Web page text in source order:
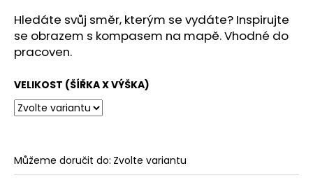
hvězdiček.
Hledáte svůj směr, kterým se vydáte? Inspirujte
se obrazem s kompasem na mapě. Vhodné do
pracoven.
VELIKOST (ŠÍŘKA X VÝŠKA)
Můžeme doručit do: Zvolte variantu
HLEDAT
D
o
r